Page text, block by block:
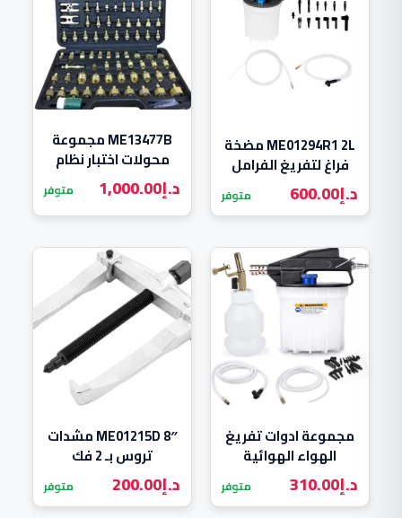
ME01294R1 2L مضخة
فراغ لتفريغ الفرامل
ومجموعة استخراج
سائل الفرامل د.إ600.00 متوفر
ME13477B مجموعة
محولات اختبار نظام
التكييف (آسيا وعامة)
د.إ1,000.00 متوفر
مجموعة ادوات تفريغ
الهواء الهوائية
للاستخدام في
السيارات والشاحناتد.إ310.00 متوفر
ME01215D 8″ مشدات
تروس بـ 2 فك
د.إ200.00 متوفر